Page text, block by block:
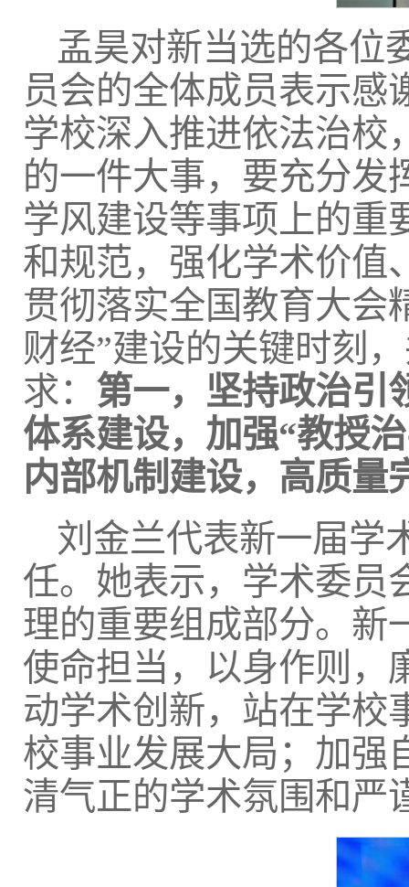
孟昊对新当选的各位
员会的全体成员表示感
学校深入推进依法治校
的一件大事，要充分发
学风建设等事项上的重
和规范，强化学术价值
贯彻落实全国教育大会
财经”建设的关键时刻
求： 第一，坚持政治引
体系建设，加强“教授
内部机制建设，高质量
刘金兰代表新一届学
任。她表示，学术委员
理的重要组成部分。新
使命担当，以身作则，
动学术创新，站在学校
校事业发展大局；加强
清气正的学术氛围和严